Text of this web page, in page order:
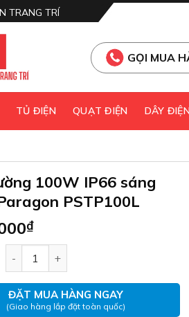
TRANG TRÍ
GỌI MUA
TỦ ĐIỆN QUẠT ĐIỆN DÂY ĐIỆN
100W IP66 sáng
PSTP100L
₫
Đèn đường 100W IP66 sáng trắng
ĐẶT MUA HÀNG NGAY
(Giao hàng lắp đặt toàn quốc)